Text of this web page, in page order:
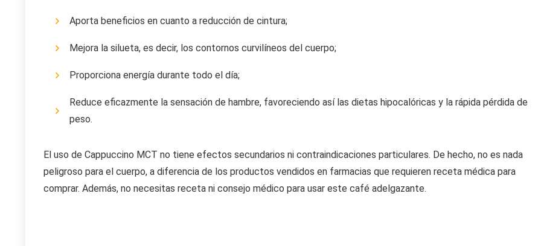
Aporta beneficios en cuanto a reducción de cintura;
Mejora la silueta, es decir, los contornos curvilíneos del cuerpo;
Proporciona energía durante todo el día;
Reduce eficazmente la sensación de hambre, favoreciendo así las dietas hipocalóricas y la rápida pérdida de
peso.
El uso de Cappuccino MCT no tiene efectos secundarios ni contraindicaciones particulares. De hecho, no es nada
peligroso para el cuerpo, a diferencia de los productos vendidos en farmacias que requieren receta médica para
comprar. Además, no necesitas receta ni consejo médico para usar este café adelgazante.